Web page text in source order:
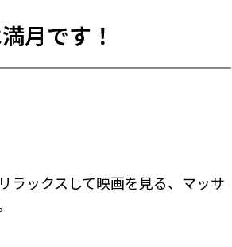
月です！
ラックスして映画を見る、マッサ